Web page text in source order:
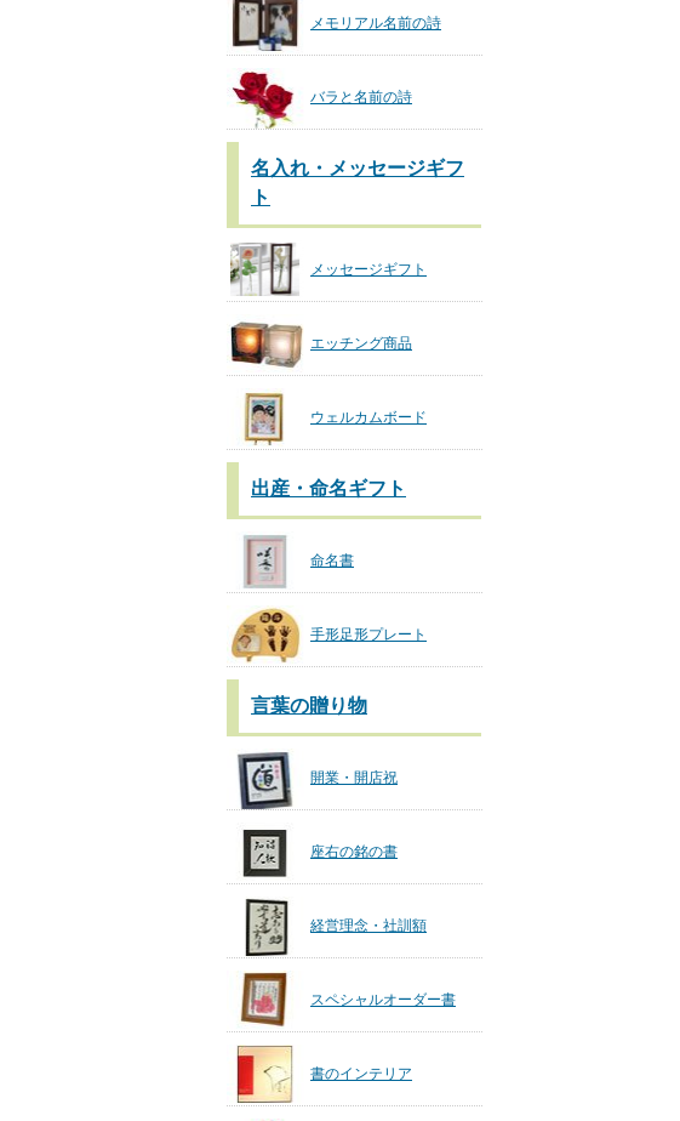
メモリアル名前の詩
バラと名前の詩
名入れ・メッセージギフ
ト
メッセージギフト
エッチング商品
ウェルカムボード
出産・命名ギフト
命名書
手形足形プレート
言葉の贈り物
開業・開店祝
座右の銘の書
経営理念・社訓額
スペシャルオーダー書
書のインテリア